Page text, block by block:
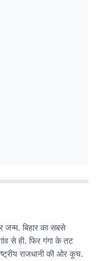
जन्म. बिहार का सबसे
से ही. फिर गंगा के तट
राजधानी की ओर कूच.